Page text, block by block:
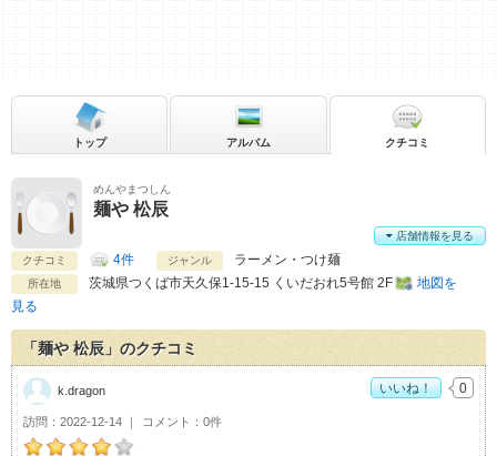
めんやまつしん
麺や 松辰
クチコミ 4件 ジャンル ラーメン・つけ麺
所在地 茨城県つくば市天久保1-15-15 くいだおれ5号館 2F
地図を
見る
店舗情報を見る
トップ アルバム クチコミ
「麺や 松辰」のクチコミ
訪問 2022-12-14 コメント 0件
k.dragon いいね！ 0